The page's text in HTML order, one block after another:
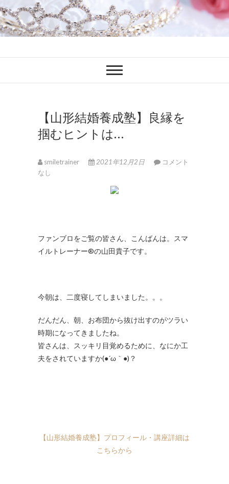
ファンブロ
【山形結婚養成塾】良縁を
掴むヒントは…
smiletrainer 2021年12月2日
コメント
なし
ファンブロをご覧の皆さん、こんばんは。スマ
イルトレーナー®の山田貴子です。
今朝は、二度寝してしまいました。。。
だんだん、朝、お布団から抜け出すのがツラい
時期になってきましたね。
皆さんは、スッキリ目覚めるために、なにか工
夫をされていますか(●´ω｀●)？
【山形結婚養成塾】プロフィール・講座詳細は
こちらから